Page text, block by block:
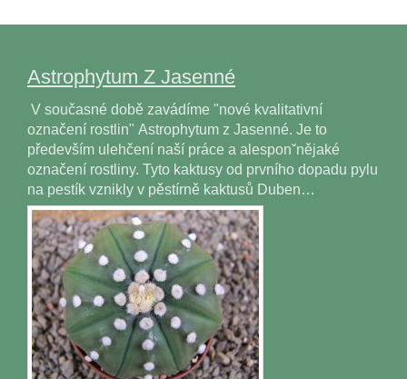
Astrophytum Z Jasenné
V současné době zavádíme "nové kvalitativní
označení rostlin" Astrophytum z Jasenné. Je to
především ulehčení naší práce a alesponˇnějaké
označení rostliny. Tyto kaktusy od prvního dopadu pylu
na pestík vznikly v pěstírně kaktusů Duben…